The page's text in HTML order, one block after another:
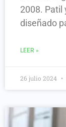
2008. Patil
diseñado
LEER »
26 julio 2024